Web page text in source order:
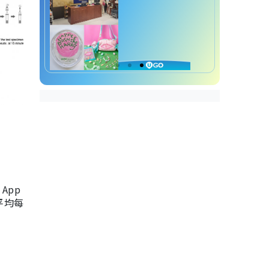
均每